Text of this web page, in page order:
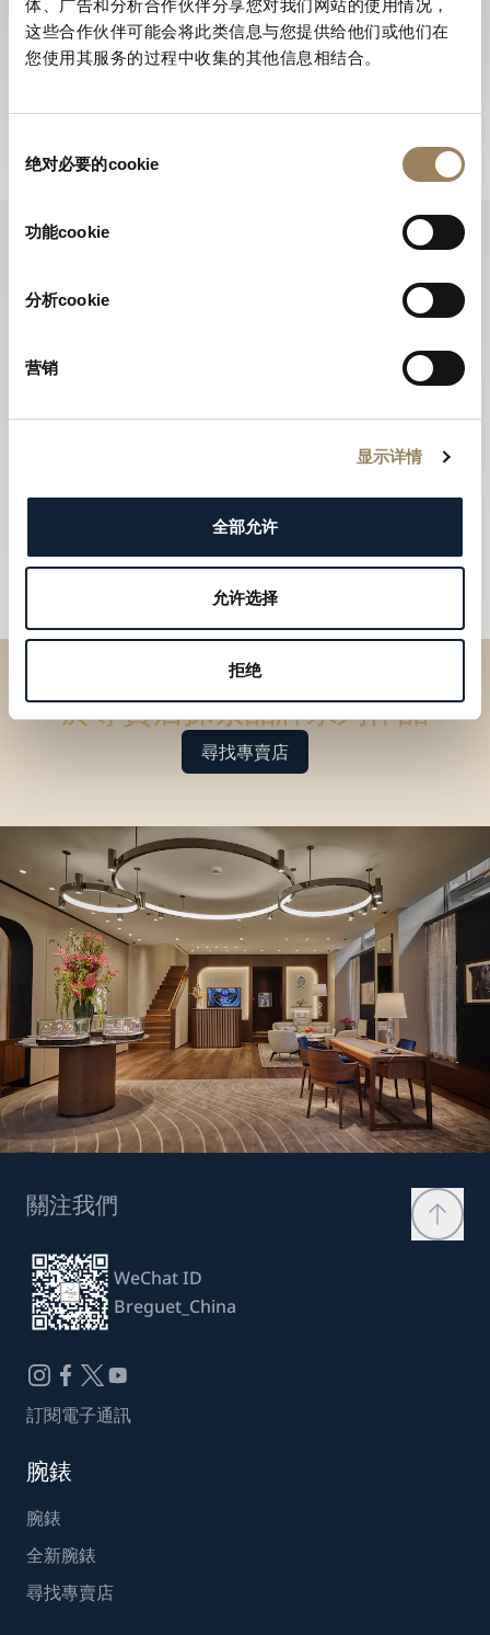
体、广告和分析合作伙伴分享您对我们网站的使用情况，
这些合作伙伴可能会将此类信息与您提供给他们或他们在
您使用其服务的过程中收集的其他信息相结合。
绝对必要的cookie
功能cookie
分析cookie
营销
显示详情
全部允许
允许选择
拒绝
訂閱電子通訊
寶璣電子通訊全年為您送上品牌的最新動向，並向您介紹
於專賣店探索品牌系列作品
尋找專賣店
關注我們
WeChat ID
Breguet_China
訂閱電子通訊
腕錶
腕錶
全新腕錶
尋找專賣店